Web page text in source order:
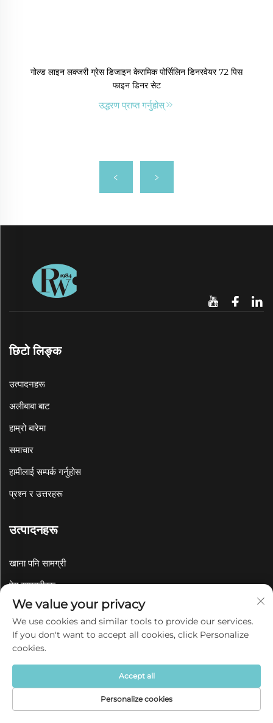
गोल्ड लाइन लक्जरी ग्रेस डिजाइन केरामिक पोर्सिलिन डिनरवेयर 72 पिस
फाइन डिनर सेट
उद्धरण प्राप्त गर्नुहोस्
छिटो लिङ्क
उत्पादनहरू
अलीबाबा बाट
हाम्रो बारेमा
समाचार
हामीलाई सम्पर्क गर्नुहोस
प्रश्न र उत्तरहरू
उत्पादनहरू
खाना पनि सामग्री
पेय सामग्रीहरू
बेकवेयर
सर्भिङ सेट
पालतू बाउल र फिडरहरू
गृहपृष्ठ
उत्पादन बारेमा संपर्क
We value your privacy
We use cookies and similar tools to provide our services.
If you don't want to accept all cookies, click Personalize
cookies.
Personalize cookies
Accept all